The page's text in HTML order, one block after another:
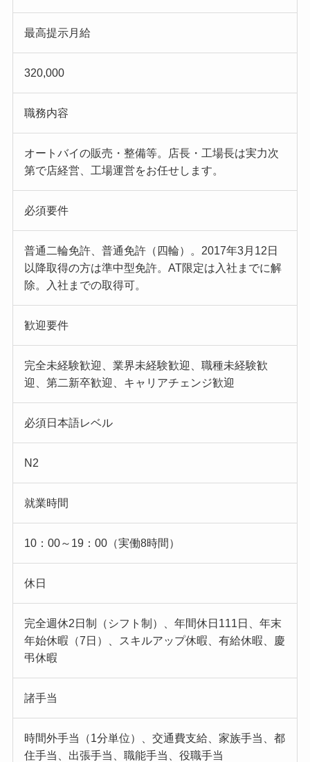
最高提示月給
320,000
職務内容
オートバイの販売・整備等。店長・工場長は実力次
第で店経営、工場運営をお任せします。
必須要件
普通二輪免許、普通免許（四輪）。2017年3月12日
以降取得の方は準中型免許。AT限定は入社までに解
除。入社までの取得可。
歓迎要件
完全未経験歓迎、業界未経験歓迎、職種未経験歓
迎、第二新卒歓迎、キャリアチェンジ歓迎
必須日本語レベル
N2
就業時間
10：00～19：00（実働8時間）
休日
完全週休2日制（シフト制）、年間休日111日、年末
年始休暇（7日）、スキルアップ休暇、有給休暇、慶
弔休暇
諸手当
時間外手当（1分単位）、交通費支給、家族手当、都
住手当、出張手当、職能手当、役職手当